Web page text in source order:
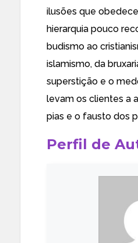
ilusões que
hierarquia pouco
budismo ao
islamismo, da
superstição e o
levam os clientes a
pias e o fausto dos
Perfil de